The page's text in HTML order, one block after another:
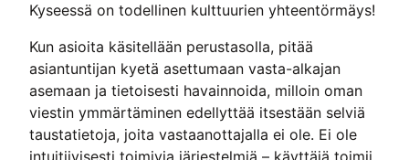
Kyseessä on todellinen kulttuurien yhteentörmäys!
Kun asioita käsitellään perustasolla, pitää
asiantuntijan kyetä asettumaan vasta-alkajan
asemaan ja tietoisesti havainnoida, milloin oman
viestin ymmärtäminen edellyttää itsestään selviä
taustatietoja, joita vastaanottajalla ei ole. Ei ole
intuitiivisesti toimivia järjestelmiä – käyttäjä toimii